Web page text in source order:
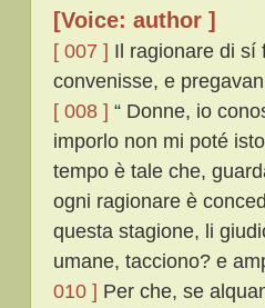
[Voice: author ]
[ 007 ] Il ragionare di sí
convenisse, e
[ 008 ] “ Donne, io
imporlo non mi poté
tempo è tale che,
ogni ragionare è
questa stagione, li
umane, tacciono? e
010 ] Per che, se